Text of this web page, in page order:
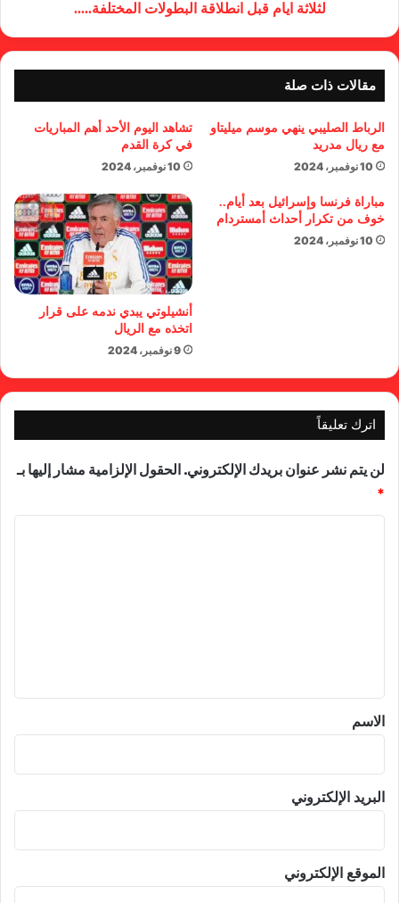
لثلاثة ايام قبل انطلاقة البطولات المختلفة.....
مقالات ذات صلة
الرباط الصليبي ينهي موسم ميليتاو
مع ريال مدريد
10 نوفمبر، 2024
تشاهد اليوم الأحد أهم المباريات
في كرة القدم
10 نوفمبر، 2024
مباراة فرنسا وإسرائيل بعد أيام..
خوف من تكرار أحداث أمستردام
10 نوفمبر، 2024
أنشيلوتي يبدي ندمه على قرار
اتخذه مع الريال
9 نوفمبر، 2024
اترك تعليقاً
لن يتم نشر عنوان بريدك الإلكتروني. الحقول الإلزامية مشار إليها بـ
*
*
الاسم
البريد الإلكتروني
الموقع الإلكتروني